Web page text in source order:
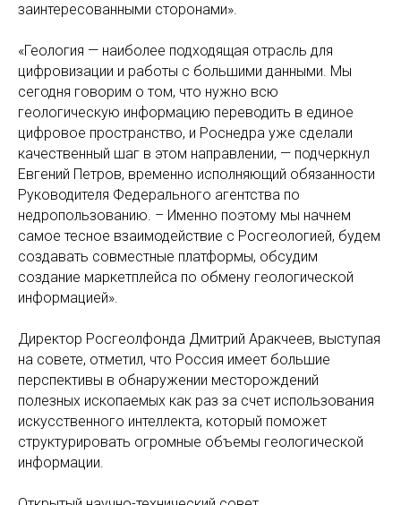
заинтересованными сторонами».
«Геология — наиболее подходящая отрасль для
цифровизации и работы с большими данными. Мы
сегодня говорим о том, что нужно всю
геологическую информацию переводить в единое
цифровое пространство, и Роснедра уже сделали
качественный шаг в этом направлении, — подчеркнул
Евгений Петров, временно исполняющий обязанности
Руководителя Федерального агентства по
недропользованию. – Именно поэтому мы начнем
самое тесное взаимодействие с Росгеологией, будем
создавать совместные платформы, обсудим
создание маркетплейса по обмену геологической
информацией».
Директор Росгеолфонда Дмитрий Аракчеев, выступая
на совете, отметил, что Россия имеет большие
перспективы в обнаружении месторождений
полезных ископаемых как раз за счет использования
искусственного интеллекта, который поможет
структурировать огромные объемы геологической
информации.